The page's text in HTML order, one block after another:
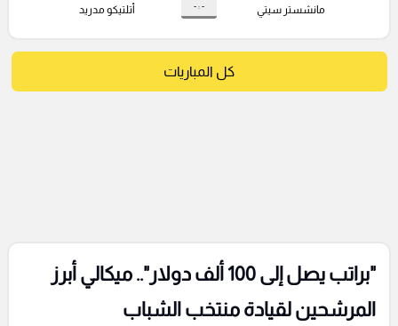
مانشستر سيتي - : - أتلتيكو مدريد
كل المباريات
"براتب يصل إلى 100 ألف دولار".. ميكالي أبرز
المرشحين لقيادة منتخب الشباب